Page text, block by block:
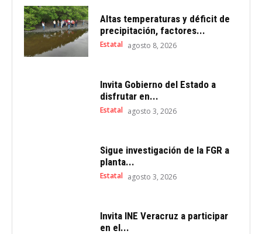
Altas temperaturas y déficit de
precipitación, factores...
Estatal agosto 8, 2026
Invita Gobierno del Estado a
disfrutar en...
Estatal agosto 3, 2026
Sigue investigación de la FGR a
planta...
Estatal agosto 3, 2026
Invita INE Veracruz a participar
en el...